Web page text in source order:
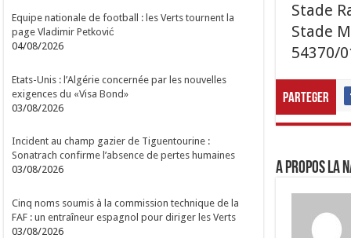
Stade
Stade
54370/
Parteger
A propos LA
Equipe nationale de football : les Verts tournent la
page Vladimir Petković
04/08/2026
Etats-Unis : l’Algérie concernée par les nouvelles
exigences du «Visa Bond»
03/08/2026
Incident au champ gazier de Tiguentourine :
Sonatrach confirme l’absence de pertes humaines
03/08/2026
Cinq noms soumis à la commission technique de la
FAF : un entraîneur espagnol pour diriger les Verts
03/08/2026